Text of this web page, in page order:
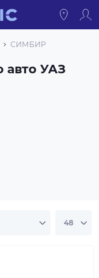
СИМБИР
авто УАЗ